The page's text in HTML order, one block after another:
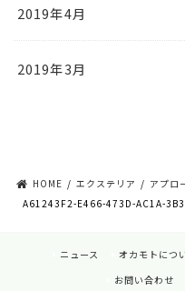
2019年4月
2019年3月
HOME エクステリア アプロ
A61243F2-E466-473D-AC1A-
ニュース オカモトにつ
お問い合わせ